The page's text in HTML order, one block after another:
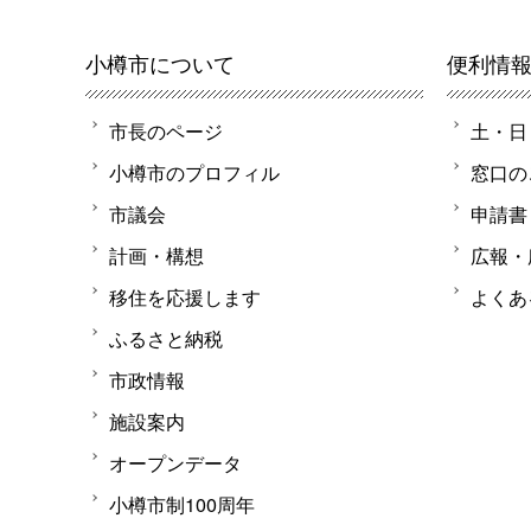
小樽市について
市長のページ
小樽市のプロフィル
市議会
計画・構想
移住を応援します
ふるさと納税
市政情報
施設案内
オープンデータ
小樽市制100周年
便利情
土・
窓口
申請
広報
よく